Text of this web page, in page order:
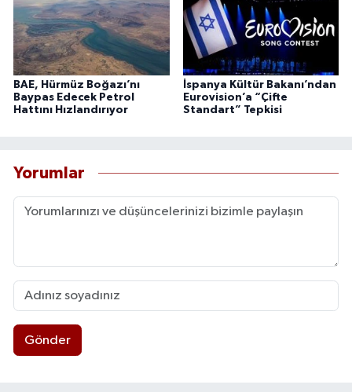
BAE, Hürmüz Boğazı’nı
Baypas Edecek Petrol
Hattını Hızlandırıyor
İspanya Kültür Bakanı’ndan
Eurovision’a “Çifte
Standart” Tepkisi
Yorumlar
Gönder